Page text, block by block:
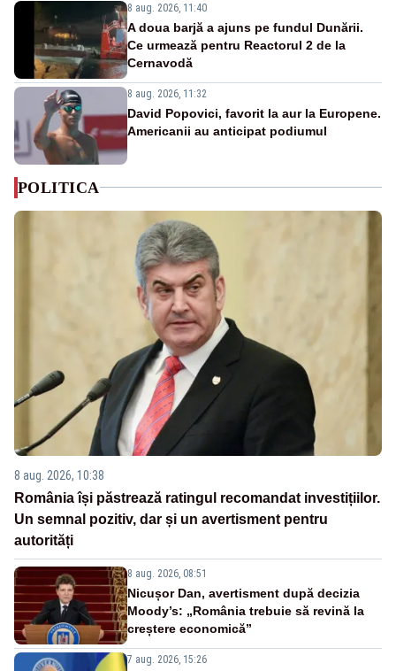
8 aug. 2026, 11:40
A doua barjă a ajuns pe fundul Dunării.
Ce urmează pentru Reactorul 2 de la
Cernavodă
8 aug. 2026, 11:32
David Popovici, favorit la aur la Europene.
Americanii au anticipat podiumul
POLITICA
8 aug. 2026, 10:38
România își păstrează ratingul recomandat investițiilor.
Un semnal pozitiv, dar și un avertisment pentru
autorități
8 aug. 2026, 08:51
Nicușor Dan, avertisment după decizia
Moody’s: „România trebuie să revină la
creștere economică”
7 aug. 2026, 15:26